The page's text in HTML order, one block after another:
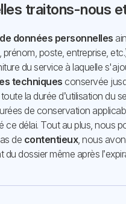
traitons-nous
données personnelles
prénom, poste, entreprise,
du service à laquelle
techniques conservée
la durée d’utilisation du
de conservation
ce délai. Tout au plus,
de contentieux, nous
dossier même après